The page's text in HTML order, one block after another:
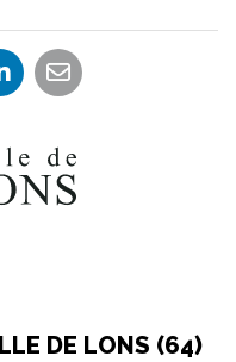
Facebook
sur Twittersur LinkedIn
Partager par
DE LONS (64)